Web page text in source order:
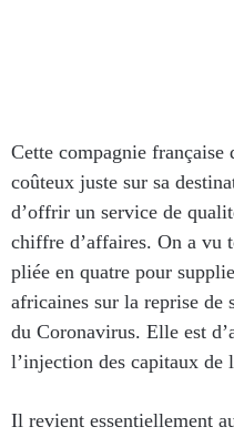
Cette compagnie
coûteux juste sur sa
d’offrir un service de
chiffre d’affaires. On a vu
pliée en quatre pour
africaines sur la reprise de
du Coronavirus. Elle est
l’injection des capitaux de
Il revient essentiellement